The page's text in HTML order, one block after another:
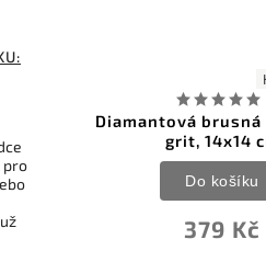
pro
brusná folie 1500
14x14 cm
Kč
košíku